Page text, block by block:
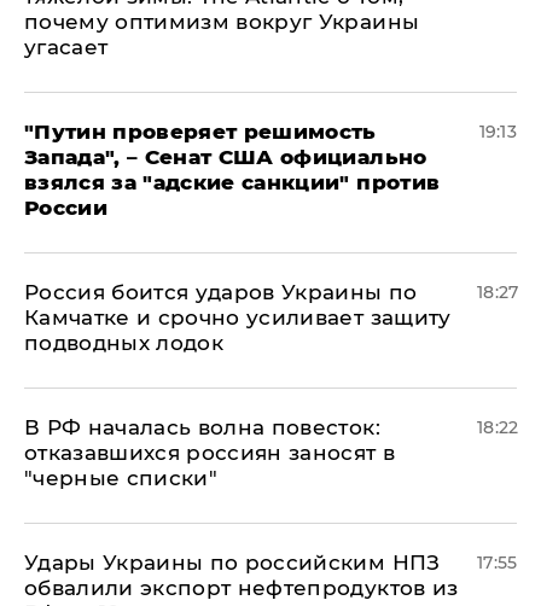
почему оптимизм вокруг Украины
угасает
"Путин проверяет решимость
Запада", – Сенат США официально
взялся за "адские санкции" против
России
19:13
Россия боится ударов Украины по
Камчатке и срочно усиливает защиту
подводных лодок
18:27
​В РФ началась волна повесток:
отказавшихся россиян заносят в
"черные списки"
18:22
Удары Украины по российским НПЗ
обвалили экспорт нефтепродуктов из
17:55